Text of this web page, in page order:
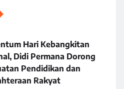
Hari Kebangkitan
Didi Permana Dorong
Pendidikan dan
Rakyat